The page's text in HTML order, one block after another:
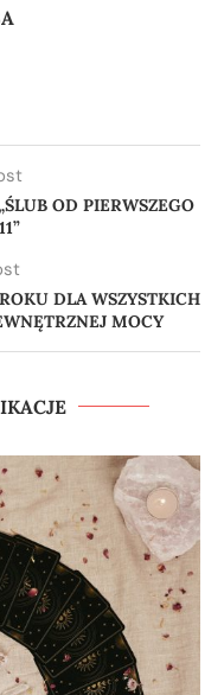
OD PIERWSZEGO
DLA WSZYSTKICH
MOCY